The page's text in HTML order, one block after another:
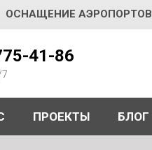
ОСНАЩЕНИЕ АЭРОПОРТОВ
41-86
ПРОЕКТЫ БЛОГ